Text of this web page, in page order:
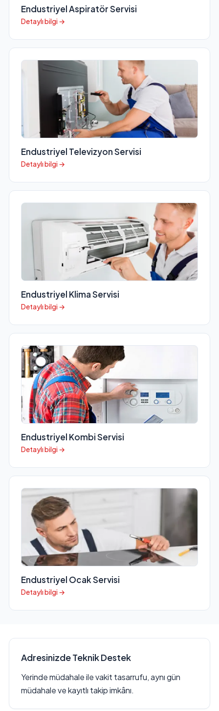
Endustriyel Aspiratör Servisi
Detaylı bilgi →
Endustriyel Televizyon Servisi
Detaylı bilgi →
Endustriyel Klima Servisi
Detaylı bilgi →
Endustriyel Kombi Servisi
Detaylı bilgi →
Endustriyel Ocak Servisi
Detaylı bilgi →
Adresinizde Teknik Destek
Yerinde müdahale ile vakit tasarrufu, aynı gün
müdahale ve kayıtlı takip imkânı.